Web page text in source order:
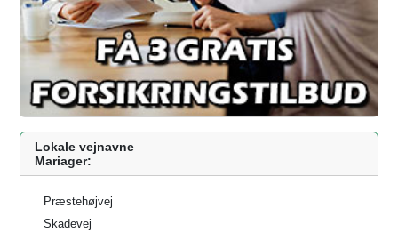
Lokale vejnavne
Mariager:
Præstehøjvej
Skadevej